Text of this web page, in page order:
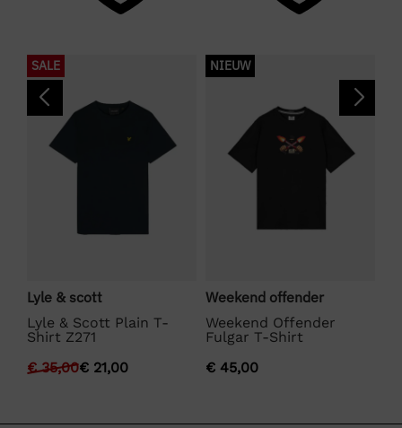
SALE
Lyle & scott
Lyle & Scott Plain T-
Shirt Z271
€35,00€ 21,00
NIEUW
Weekend offender
Weekend Offender
Fulgar T-Shirt
€ 45,00